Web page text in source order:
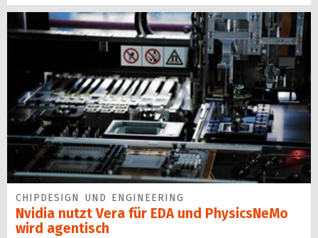
CHIPDESIGN UND ENGINEERING
Nvidia nutzt Vera für EDA und PhysicsNeMo
wird agentisch